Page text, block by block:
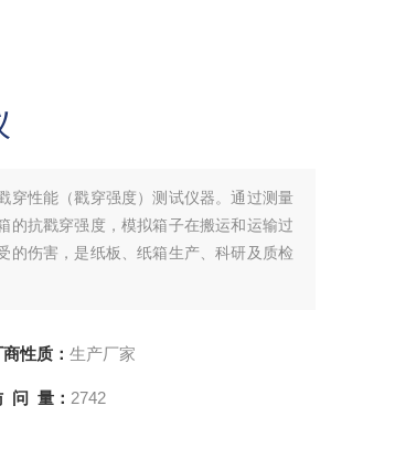
穿性能（戳穿强度）测试仪器。通过测量
的抗戳穿强度，模拟箱子在搬运和运输过
的伤害，是纸板、纸箱生产、科研及质检
性质： 生产厂家
问 量： 2742